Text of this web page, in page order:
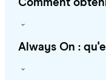
Comment
Always On :